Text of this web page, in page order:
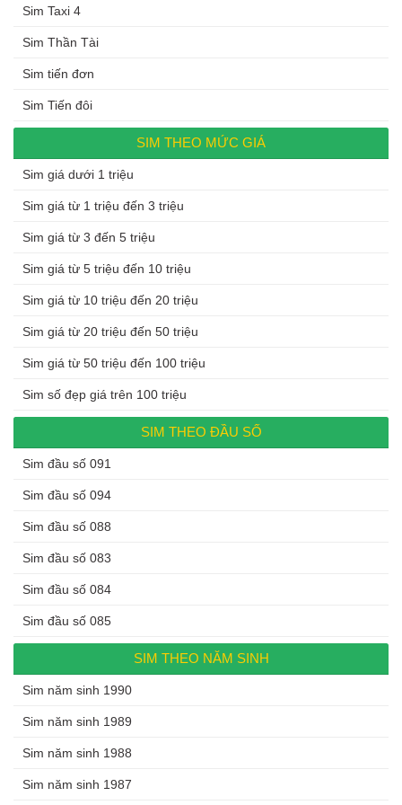
Sim Taxi 4
Sim Thần Tài
Sim tiến đơn
Sim Tiến đôi
SIM THEO MỨC GIÁ
Sim giá dưới 1 triệu
Sim giá từ 1 triệu đến 3 triệu
Sim giá từ 3 đến 5 triệu
Sim giá từ 5 triệu đến 10 triệu
Sim giá từ 10 triệu đến 20 triệu
Sim giá từ 20 triệu đến 50 triệu
Sim giá từ 50 triệu đến 100 triệu
Sim số đẹp giá trên 100 triệu
SIM THEO ĐẦU SỐ
Sim đầu số 091
Sim đầu số 094
Sim đầu số 088
Sim đầu số 083
Sim đầu số 084
Sim đầu số 085
SIM THEO NĂM SINH
Sim năm sinh 1990
Sim năm sinh 1989
Sim năm sinh 1988
Sim năm sinh 1987